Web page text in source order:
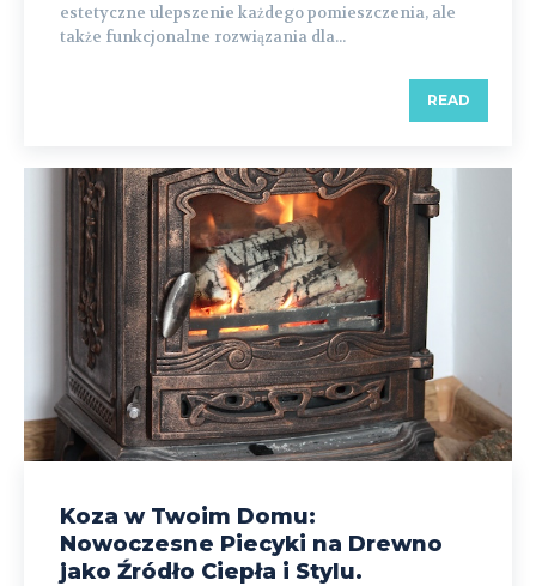
estetyczne ulepszenie każdego pomieszczenia, ale
także funkcjonalne rozwiązania dla...
READ
Koza w Twoim Domu:
Nowoczesne Piecyki na Drewno
jako Źródło Ciepła i Stylu.